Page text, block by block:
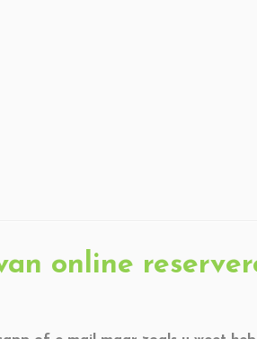
online